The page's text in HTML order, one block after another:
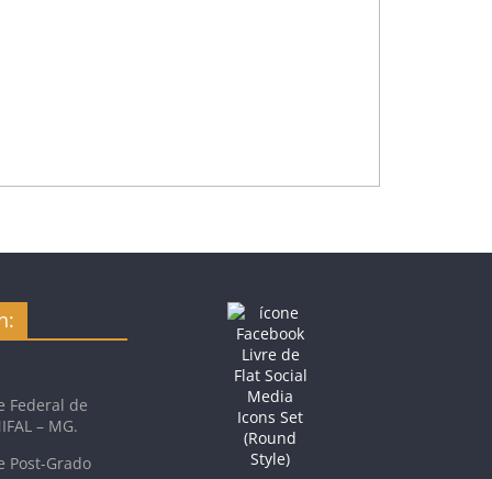
Federal de
– MG.
Post-Grado